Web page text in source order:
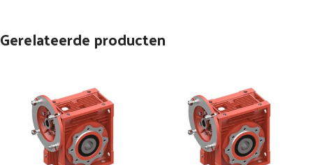
Gerelateerde producten